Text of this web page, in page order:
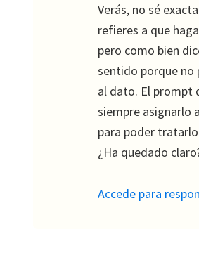
Verás, no sé
refieres a que
pero como bien
sentido porque no
al dato. El prompt
siempre asignarlo
para poder
¿Ha quedado
Accede para